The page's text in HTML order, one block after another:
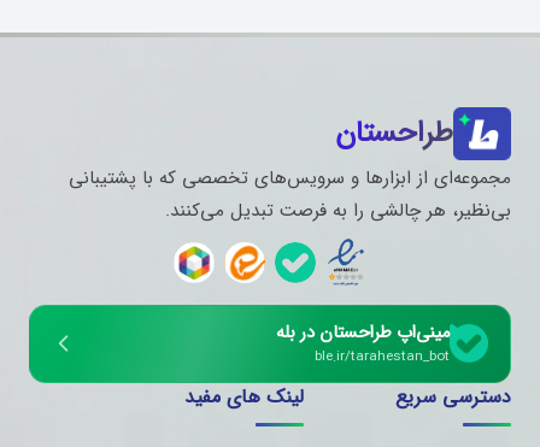
طراحستان
مجموعه‌ای از ابزارها و سرویس‌های تخصصی که با پشتیبانی
بی‌نظیر، هر چالشی را به فرصت تبدیل می‌کنند.
مینی‌اپ طراحستان در بله
ble.ir/tarahestan_bot
دسترسی سریع لینک های مفید